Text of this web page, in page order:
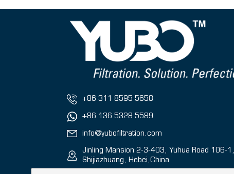
+86 311 8595 5658
+86 136 5328 5589
info@yubofiltration.com
Jinling Mansion 2-3-403, Yuhua Road 106-1,
Shijiazhuang, Hebei,China